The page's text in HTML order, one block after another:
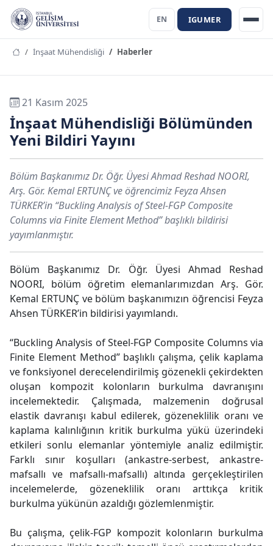
EN IGUMER
İnşaat Mühendisliği Haberler
21 Kasım 2025
İnşaat Mühendisliği Bölümünden
Yeni Bildiri Yayını
Bölüm Başkanımız Dr. Öğr. Üyesi Ahmad Reshad NOORI,
Arş. Gör. Kemal ERTUNÇ ve öğrencimiz Feyza Ahsen
TÜRKER’in “Buckling Analysis of Steel-FGP Composite
Columns via Finite Element Method” başlıklı bildirisi
yayımlanmıştır.
Bölüm Başkanımız Dr. Öğr. Üyesi Ahmad Reshad
NOORI, bölüm öğretim elemanlarımızdan Arş. Gör.
Kemal ERTUNÇ ve bölüm başkanımızın öğrencisi Feyza
Ahsen TÜRKER’in bildirisi yayımlandı.
“Buckling Analysis of Steel-FGP Composite Columns via
Finite Element Method” başlıklı çalışma, çelik kaplama
ve fonksiyonel derecelendirilmiş gözenekli çekirdekten
oluşan kompozit kolonların burkulma davranışını
incelemektedir. Çalışmada, malzemenin doğrusal
elastik davranışı kabul edilerek, gözeneklilik oranı ve
kaplama kalınlığının kritik burkulma yükü üzerindeki
etkileri sonlu elemanlar yöntemiyle analiz edilmiştir.
Farklı sınır koşulları (ankastre-serbest, ankastre-
mafsallı ve mafsallı-mafsallı) altında gerçekleştirilen
incelemelerde, gözeneklilik oranı arttıkça kritik
burkulma yükünün azaldığı gözlemlenmiştir.
Bu çalışma, çelik-FGP kompozit kolonların burkulma